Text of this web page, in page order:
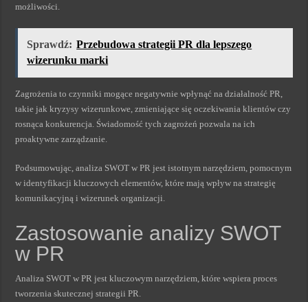
możliwości.
Sprawdź: Przebudowa strategii PR dla lepszego
wizerunku marki
Zagrożenia to czynniki mogące negatywnie wpłynąć na działalność PR,
takie jak kryzysy wizerunkowe, zmieniające się oczekiwania klientów czy
rosnąca konkurencja. Świadomość tych zagrożeń pozwala na ich
proaktywne zarządzanie.
Podsumowując, analiza SWOT w PR jest istotnym narzędziem, pomocnym
w identyfikacji kluczowych elementów, które mają wpływ na strategię
komunikacyjną i wizerunek organizacji.
Zastosowanie analizy SWOT
w PR
Analiza SWOT w PR jest kluczowym narzędziem, które wspiera proces
tworzenia skutecznej strategii PR.